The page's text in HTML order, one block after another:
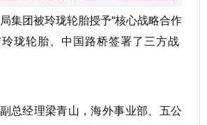
集团被玲珑轮胎授予“核心战略合作
玲珑轮胎、中国路桥签署了三方战
总经理梁青山，海外事业部、五公